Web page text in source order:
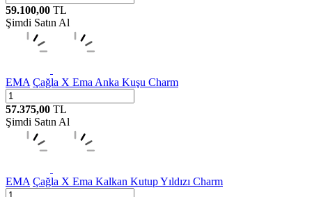
59.100,00 TL
Şimdi Satın Al
EMA Çağla X Ema Anka Kuşu Charm
57.375,00 TL
Şimdi Satın Al
EMA Çağla X Ema Kalkan Kutup Yıldızı Charm